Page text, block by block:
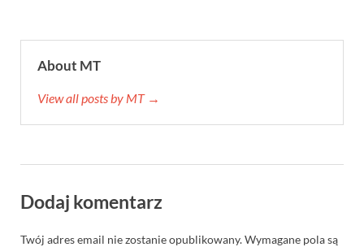
About MT
View all posts by MT →
Dodaj komentarz
Twój adres email nie zostanie opublikowany.Wymagane pola są